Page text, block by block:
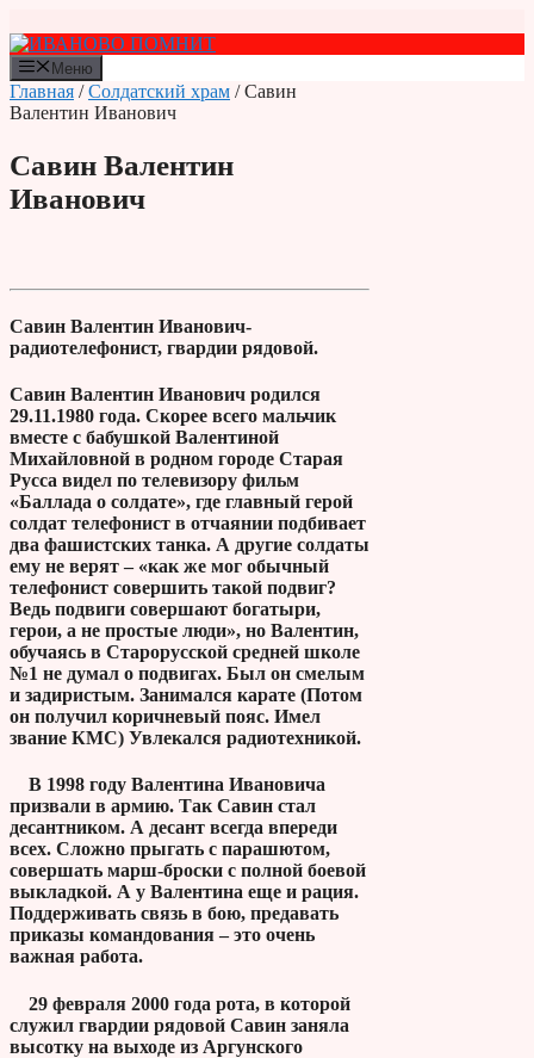
к
содержимому
Меню
Главная /Солдатский храм / Савин
Валентин Иванович
Савин Валентин
Иванович
Савин Валентин Иванович-
радиотелефонист, гвардии рядовой.
​Савин Валентин Иванович родился
29.11.1980 года. Скорее всего мальчик
вместе с бабушкой Валентиной
Михайловной в родном городе Старая
Русса видел по телевизору фильм
«Баллада о солдате», где главный герой
солдат телефонист в отчаянии подбивает
два фашистских танка. А другие солдаты
ему не верят – «как же мог обычный
телефонист совершить такой подвиг?
Ведь подвиги совершают богатыри,
герои, а не простые люди», но Валентин,
обучаясь в Старорусской средней школе
№1 не думал о подвигах. Был он смелым
и задиристым. Занимался карате (Потом
он получил коричневый пояс. Имел
звание КМС) Увлекался радиотехникой.
​ В 1998 году Валентина Ивановича
призвали в армию. Так Савин стал
десантником. А десант всегда впереди
всех. Сложно прыгать с парашютом,
совершать марш-броски с полной боевой
выкладкой. А у Валентина еще и рация.
Поддерживать связь в бою, предавать
приказы командования – это очень
важная работа.
29 февраля 2000 года рота, в которой
служил гвардии рядовой Савин заняла
высотку на выходе из Аргунского